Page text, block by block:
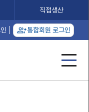
직접생산
통합회원 로그인